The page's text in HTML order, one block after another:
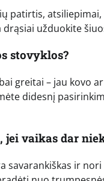
patirtis,
drąsiai užduokite
stovyklos?
greitai – jau kovo
didesnį
vaikas dar
savarankiškas ir